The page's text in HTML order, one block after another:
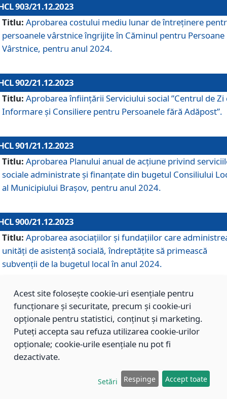
903/21.12.2023
Titlu: Aprobarea costului mediu lunar de întreţinere
persoanele vârstnice îngrijite în Căminul pentru Persoane
Vârstnice, pentru anul 2024.
902/21.12.2023
Titlu: Aprobarea înființării Serviciului social ”Centrul de Zi
Informare și Consiliere pentru Persoanele fără Adăpost”.
901/21.12.2023
Titlu: Aprobarea Planului anual de acțiune privind
sociale administrate și finanțate din bugetul Consiliului
al Municipiului Brașov, pentru anul 2024.
900/21.12.2023
Titlu: Aprobarea asociațiilor şi fundațiilor care
unități de asistenţă socială, îndreptăţite să primească
subvenţii de la bugetul local în anul 2024.
899/21.12.2023
Aprobarea standardelor de cost pentru serviciile
sociale furnizate în cadrul Direcției de Asistență Socială
Brașov, pentru anul 2024.
Modificarea Anexei la H.C.L. nr. 91 din 09.02.2018,
Acest site folosește cookie-uri esențiale pentru
funcționare și securitate, precum și cookie-uri
opționale pentru statistici, conținut și marketing.
Puteți accepta sau refuza utilizarea cookie-urilor
opționale; cookie-urile esențiale nu pot fi
dezactivate.
Setări Respinge Accept toate